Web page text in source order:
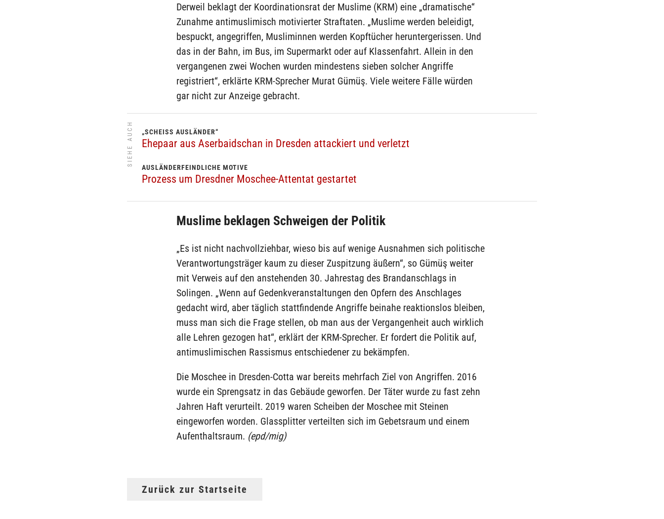
Derweil beklagt der Koordinationsrat der Muslime (KRM) eine „dramatische“
Zunahme antimuslimisch motivierter Straftaten. „Muslime werden beleidigt,
bespuckt, angegriffen, Musliminnen werden Kopftücher heruntergerissen. Und
das in der Bahn, im Bus, im Supermarkt oder auf Klassenfahrt. Allein in den
vergangenen zwei Wochen wurden mindestens sieben solcher Angriffe
registriert“, erklärte KRM-Sprecher Murat Gümüş. Viele weitere Fälle würden
gar nicht zur Anzeige gebracht.
SIEHE AUCH „SCHEISS AUSLÄNDER“
Ehepaar aus Aserbaidschan in Dresden attackiert und verletzt
AUSLÄNDERFEINDLICHE MOTIVE
Prozess um Dresdner Moschee-Attentat gestartet
Muslime beklagen Schweigen der Politik
„Es ist nicht nachvollziehbar, wieso bis auf wenige Ausnahmen sich politische
Verantwortungsträger kaum zu dieser Zuspitzung äußern“, so Gümüş weiter
mit Verweis auf den anstehenden 30. Jahrestag des Brandanschlags in
Solingen. „Wenn auf Gedenkveranstaltungen den Opfern des Anschlages
gedacht wird, aber täglich stattfindende Angriffe beinahe reaktionslos bleiben,
muss man sich die Frage stellen, ob man aus der Vergangenheit auch wirklich
alle Lehren gezogen hat“, erklärt der KRM-Sprecher. Er fordert die Politik auf,
antimuslimischen Rassismus entschiedener zu bekämpfen.
Die Moschee in Dresden-Cotta war bereits mehrfach Ziel von Angriffen. 2016
wurde ein Sprengsatz in das Gebäude geworfen. Der Täter wurde zu fast zehn
Jahren Haft verurteilt. 2019 waren Scheiben der Moschee mit Steinen
eingeworfen worden. Glassplitter verteilten sich im Gebetsraum und einem
Aufenthaltsraum. (epd/mig)
Zurück zur Startseite